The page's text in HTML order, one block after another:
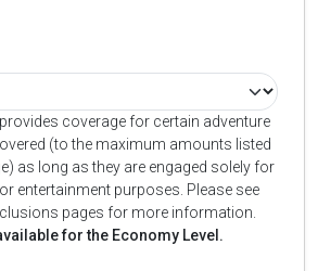
coverage for certain adventure
(to the maximum amounts listed
as long as they are engaged solely for
entertainment purposes. Please see
pages for more information.
for the Economy Level.